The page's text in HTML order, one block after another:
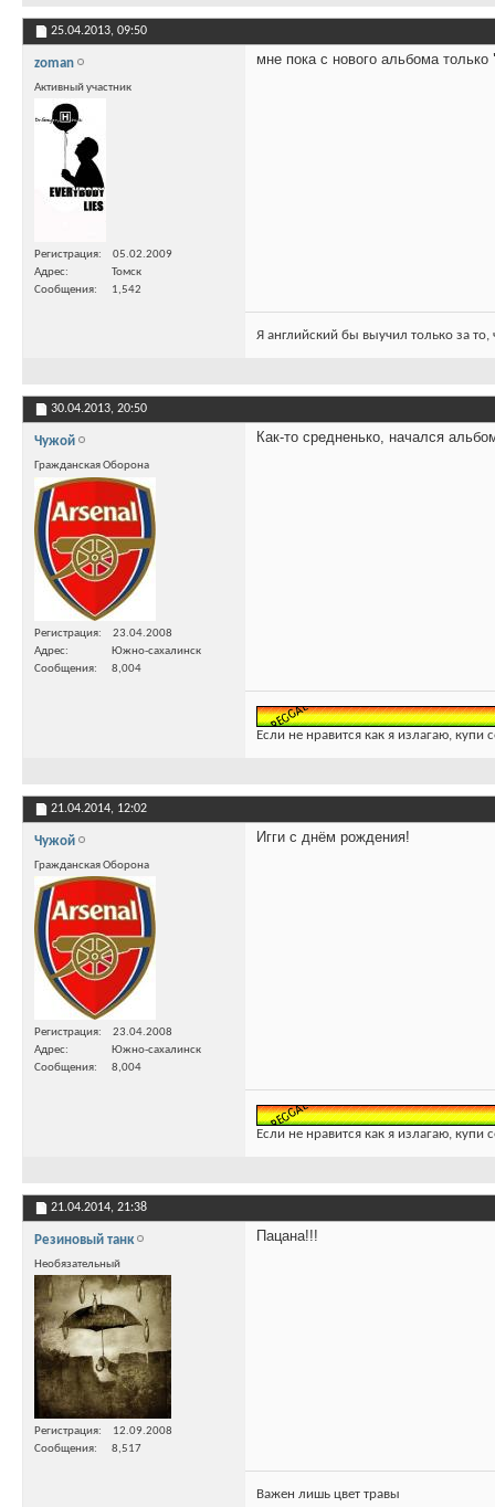
25.04.2013, 09:50
zoman
Активный участник
Регистрация
05.02.2009
Адрес
Томск
Сообщения
1,542
мне пока с нового альбома только
Я английский бы выучил только за
30.04.2013, 20:50
Чужой
Гражданская Оборона
Регистрация
23.04.2008
Адрес
Южно-сахалинск
Сообщения
8,004
Как-то средненько, начался
Если не нравится как я излагаю, купи
21.04.2014, 12:02
Чужой
Гражданская Оборона
Регистрация
23.04.2008
Адрес
Южно-сахалинск
Сообщения
8,004
Игги с днём рождения!
Если не нравится как я излагаю, купи
21.04.2014, 21:38
Резиновый танк
Необязательный
Регистрация
12.09.2008
Сообщения
8,517
Пацана!!!
Важен лишь цвет травы